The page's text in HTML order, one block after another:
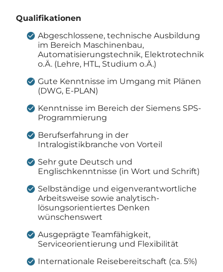
Qualifikationen
Abgeschlossene, technische Ausbildung
im Bereich Maschinenbau,
Automatisierungstechnik, Elektrotechnik
o.Ä. (Lehre, HTL, Studium o.Ä.)
Gute Kenntnisse im Umgang mit Plänen
(DWG, E-PLAN)
Kenntnisse im Bereich der Siemens SPS-
Programmierung
Berufserfahrung in der
Intralogistikbranche von Vorteil
Sehr gute Deutsch und
Englischkenntnisse (in Wort und Schrift)
Selbständige und eigenverantwortliche
Arbeitsweise sowie analytisch-
lösungsorientiertes Denken
wünschenswert
Ausgeprägte Teamfähigkeit,
Serviceorientierung und Flexibilität
Internationale Reisebereitschaft (ca. 5%)